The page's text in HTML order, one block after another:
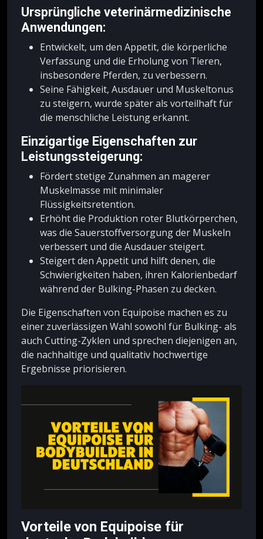
Ursprüngliche veterinärmedizinische
Anwendungen:
Entwickelt, um den Appetit, die körperliche
Verfassung und die Erholung von Tieren,
insbesondere Pferden, zu verbessern.
Seine Fähigkeit, Ausdauer und Muskeltonus
zu steigern, wurde später als vorteilhaft für
die menschliche Leistung erkannt.
Einzigartige Eigenschaften zur
Leistungssteigerung:
Fördert stetige Zunahmen an magerer
Muskelmasse mit minimaler
Flüssigkeitsretention.
Erhöht die Produktion roter Blutkörperchen,
was die Sauerstoffversorgung der Muskeln
verbessert und die Ausdauer steigert.
Steigert den Appetit und hilft denen, die
Schwierigkeiten haben, ihren Kalorienbedarf
während der Bulking-Phasen zu decken.
Die Eigenschaften von Equipoise machen es zu
einer zuverlässigen Wahl sowohl für Bulking- als
auch Cutting-Zyklen und sprechen diejenigen an,
die nachhaltige und qualitativ hochwertige
Ergebnisse priorisieren.
Vorteile von Equipoise für